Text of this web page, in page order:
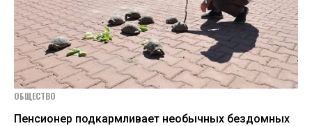
ОБЩЕСТВО
Пенсионер подкармливает необычных бездомных